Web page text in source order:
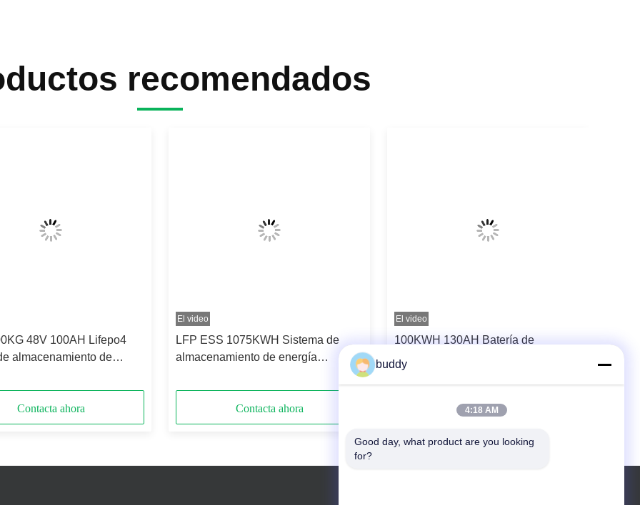
recomendados
48V 100AH Lifepo4
almacenamiento de
16S
Contacta ahora
El video
LFP ESS 1075KWH Sistema de
almacenamiento de energía
Contacta ahora
El video
100KWH 130AH Batería de
almacenamiento de energía
industrial y comercial de alto
Contacta ahora
buddy
4:18 AM
Good day, what product are you looking
for?